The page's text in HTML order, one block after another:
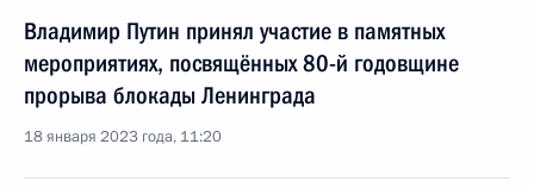
Владимир Путин принял участие в памятных
мероприятиях, посвящённых 80-й годовщине
прорыва блокады Ленинграда
18 января 2023 года, 11:20